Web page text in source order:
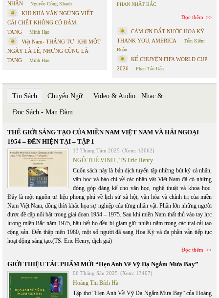
NHẬN
Nguyễn Công Khanh
KHI NHÀ VĂN NGỪNG VIẾT:
CÁI CHẾT KHÔNG CÓ ĐÁM
TANG
Minh Hạo
Việt Nam- THÁNG TƯ: KHI MỘT
NGÀY LÀ LỄ, NHƯNG CŨNG LÀ
TANG
Minh Hạo
PHAN NHẬT BẮC
Đọc thêm
CÁM ƠN ĐẤT NƯỚC HOA KỲ -
THANK YOU, AMERICA
Trần Kiêm
Đoàn
KỂ CHUYỆN FIFA WORLD CUP
2026
Phan Tấn Uẩn
Tin Sách Chuyển Ngữ Video & Audio : Nhạc & . . .
Đọc Sách - Mạn Đàm
THẾ GIỚI SÁNG TẠO CỦA MIỀN NAM VIỆT NAM VÀ HẢI NGOẠI
1954 – ĐẾN HIỆN TẠI – TẬP 1
13 Tháng Tám 2025 (Xem: 12062)
NGÔ THẾ VINH, TS Eric Henry
Cuốn sách này là bản dịch tuyển tập những bút ký cá nhân,
văn học và báo chí về các nhân vật Việt Nam đã có những
đóng góp đáng kể cho văn học, nghệ thuật và khoa học.
Đây là một nguồn tư liệu phong phú về lịch sử xã hội, văn hóa và chính trị của miền
Nam Việt Nam, đồng thời khắc họa sự nghiệp của từng nhân vật. Phần lớn những người
được đề cập nổi bật trong giai đoạn 1954 – 1975. Sau khi miền Nam thất thủ vào tay lực
lượng miền Bắc năm 1975, hầu hết họ đều bị giam giữ nhiều năm trong các trại cải tạo
cộng sản. Đến thập niên 1980, một số người đã sang Hoa Kỳ và đa phần vẫn tiếp tục
hoạt động sáng tạo.(TS. Eric Henry, dịch giả)
Đọc thêm
GIỚI THIỆU TÁC PHẨM MỚI “Hẹn Anh Về Vỹ Dạ Ngắm Mưa Bay”
06 Tháng Sáu 2025 (Xem: 13407)
Hoàng Thị Bích Hà
Tập thơ “Hẹn Anh Về Vỹ Dạ Ngắm Mưa Bay” của Hoàng